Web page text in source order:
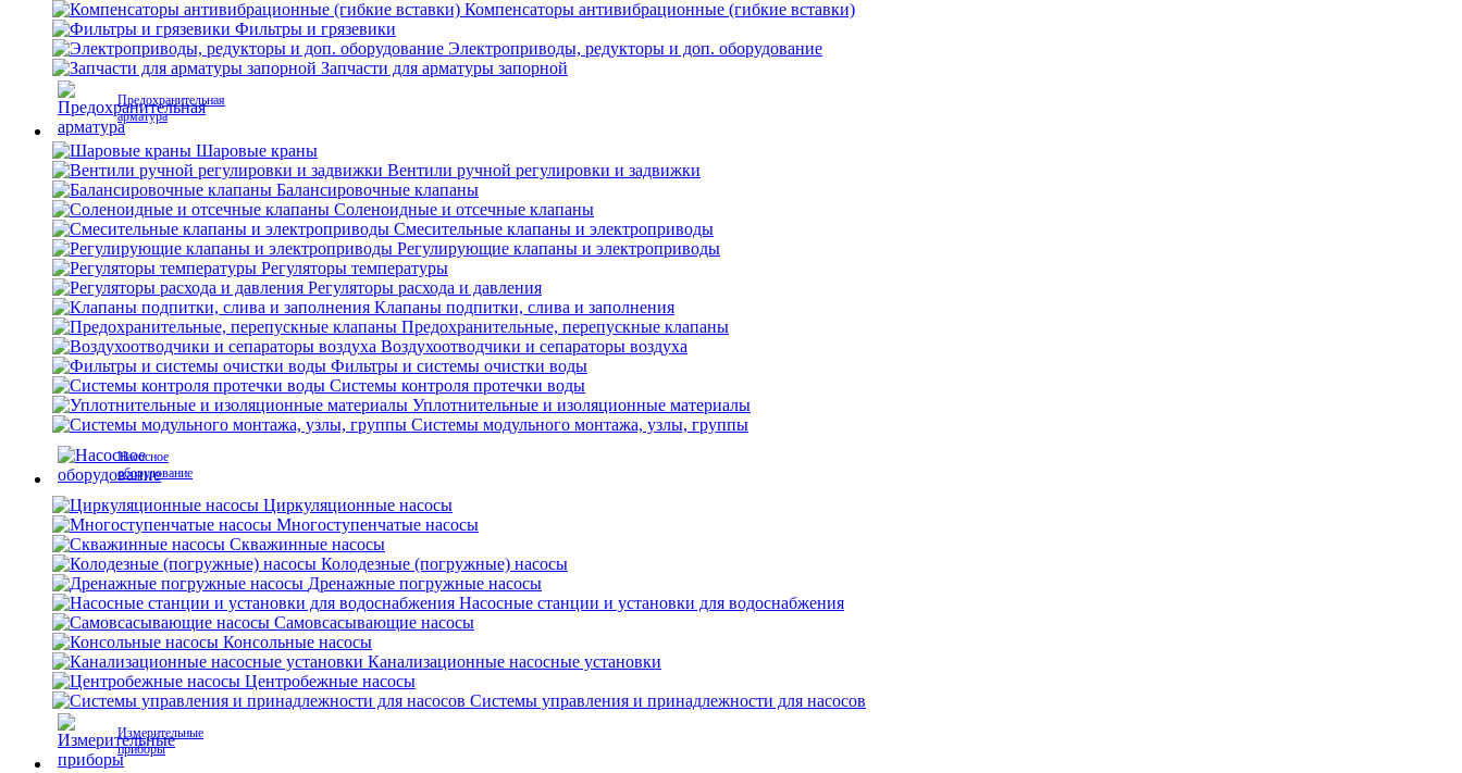
Компенсаторы антивибрационные (гибкие вставки)
Фильтры и грязевики
Электроприводы, редукторы и доп. оборудование
Запчасти для арматуры запорной
Предохранительная
арматура
Шаровые краны
Вентили ручной регулировки и задвижки
Балансировочные клапаны
Соленоидные и отсечные клапаны
Смесительные клапаны и электроприводы
Регулирующие клапаны и электроприводы
Регуляторы температуры
Регуляторы расхода и давления
Клапаны подпитки, слива и заполнения
Предохранительные, перепускные клапаны
Воздухоотводчики и сепараторы воздуха
Фильтры и системы очистки воды
Системы контроля протечки воды
Уплотнительные и изоляционные материалы
Системы модульного монтажа, узлы, группы
Насосное
оборудование
Циркуляционные насосы
Многоступенчатые насосы
Скважинные насосы
Колодезные (погружные) насосы
Дренажные погружные насосы
Насосные станции и установки для водоснабжения
Самовсасывающие насосы
Консольные насосы
Канализационные насосные установки
Центробежные насосы
Системы управления и принадлежности для насосов
Измерительные
приборы